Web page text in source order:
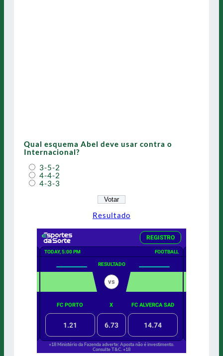
Qual esquema Abel deve usar contra o
Internacional?
3-5-2
4-4-2
4-3-3
Resultado